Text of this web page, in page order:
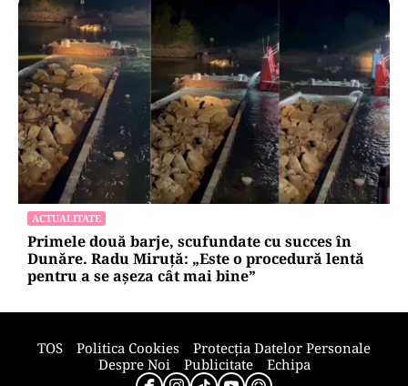
INTERNAȚIONAL
Cuba, prinsă în menghină. Marco Rubio
avertizează Havana că nu mai există nicio
„supapă de scăpare”